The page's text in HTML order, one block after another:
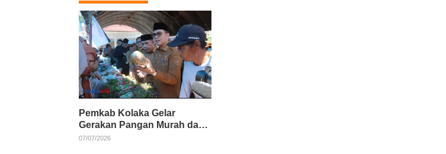
Pemkab Kolaka Gelar
Gerakan Pangan Murah dan
Salurkan Pupuk Organik
07/07/2026